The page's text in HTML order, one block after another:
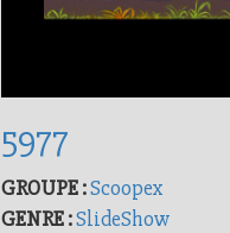
5977
GROUPE :Scoopex
GENRE :SlideShow